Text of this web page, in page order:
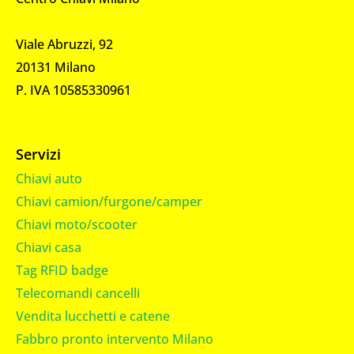
Viale Abruzzi, 92
20131 Milano
P. IVA 10585330961
Servizi
Chiavi auto
Chiavi camion/furgone/camper
Chiavi moto/scooter
Chiavi casa
Tag RFID badge
Telecomandi cancelli
Vendita lucchetti e catene
Fabbro pronto intervento Milano